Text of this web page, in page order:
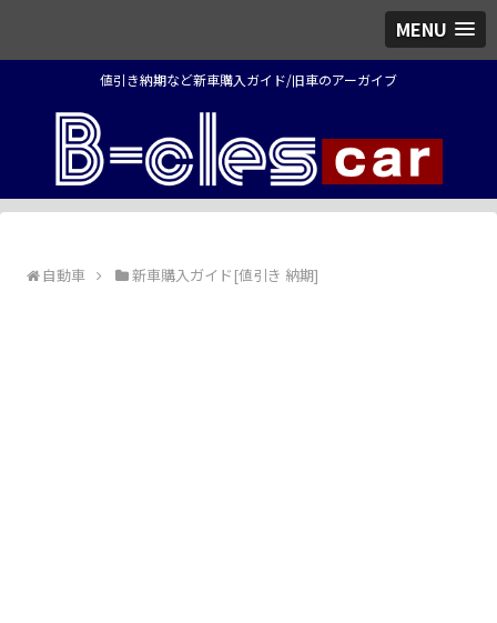
MENU
値引き納期など新車購入ガイド/旧車のアーガイブ
自動車 新車購入ガイド[値引き 納期]